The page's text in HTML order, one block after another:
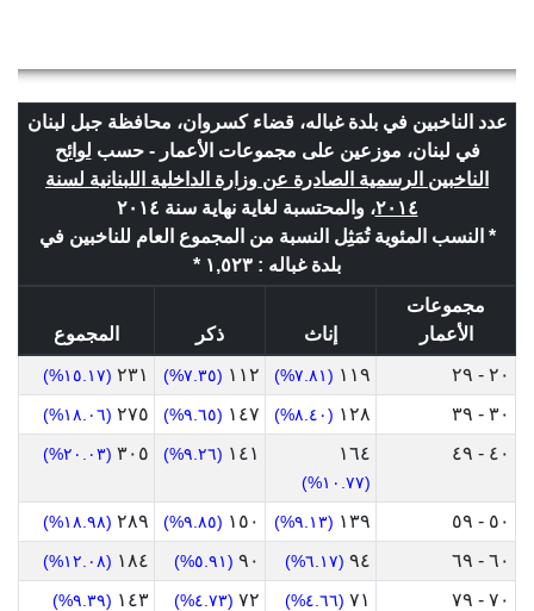
عدد الناخبين في بلدة غباله، قضاء كسروان، محافظة جبل لبنان
في لبنان، موزعين على مجموعات الأعمار - حسب لوائح
الناخبين الرسمية الصادرة عن وزارة الداخلية اللبنانية لسنة
٢٠١٤، والمحتسبة لغاية نهاية سنة ٢٠١٤
* النسب المئوية تُمَثِل النسبة من المجموع العام للناخبين في
بلدة غباله : ١,٥٢٣ *
مجموعات
الأعمار
إناث ذكر
المجموع
٢٠ - ٢٩
١١٩ (٧.٨١%) ١١٢ (٧.٣٥%) ٢٣١ (١٥.١٧%)
٣٠ - ٣٩ ١٢٨ (٨.٤٠%) ١٤٧ (٩.٦٥%) ٢٧٥ (١٨.٠٦%)
٤٠ - ٤٩ ١٦٤
(١٠.٧٧%)
١٤١ (٩.٢٦%) ٣٠٥ (٢٠.٠٣%)
٥٠ - ٥٩ ١٣٩ (٩.١٣%) ١٥٠ (٩.٨٥%) ٢٨٩ (١٨.٩٨%)
٦٠ - ٦٩ ٩٤ (٦.١٧%) ٩٠ (٥.٩١%) ١٨٤ (١٢.٠٨%)
٧٠ - ٧٩ ٧١ (٤.٦٦%) ٧٢ (٤.٧٣%) ١٤٣ (٩.٣٩%)